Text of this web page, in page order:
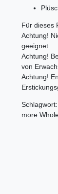
Für dieses
Achtung!
geeignet
Achtung!
von
Achtung!
more